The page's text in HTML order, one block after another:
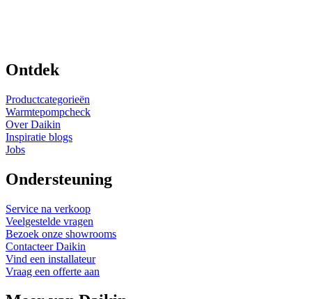
Ontdek
Productcategorieën
Warmtepompcheck
Over Daikin
Inspiratie blogs
Jobs
Ondersteuning
Service na verkoop
Veelgestelde vragen
Bezoek onze showrooms
Contacteer Daikin
Vind een installateur
Vraag een offerte aan